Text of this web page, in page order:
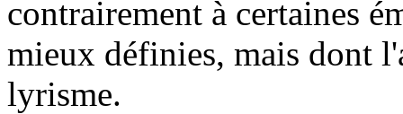
contrairement à certaines
mieux définies, mais dont
lyrisme.